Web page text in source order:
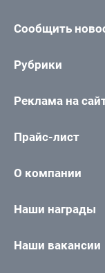
Сообщить
Рубрики
Реклама на
Прайс-лист
О компании
Наши награды
Наши вакансии